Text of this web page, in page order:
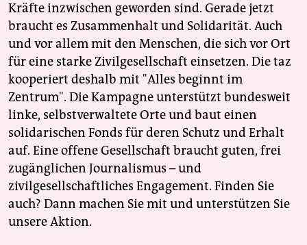
Kräfte inzwischen geworden sind. Gerade jetzt
braucht es Zusammenhalt und Solidarität. Auch
und vor allem mit den Menschen, die sich vor Ort
für eine starke Zivilgesellschaft einsetzen. Die taz
kooperiert deshalb mit "Alles beginnt im
Zentrum". Die Kampagne unterstützt bundesweit
linke, selbstverwaltete Orte und baut einen
solidarischen Fonds für deren Schutz und Erhalt
auf. Eine offene Gesellschaft braucht guten, frei
zugänglichen Journalismus – und
zivilgesellschaftliches Engagement. Finden Sie
auch? Dann machen Sie mit und unterstützen Sie
unsere Aktion.